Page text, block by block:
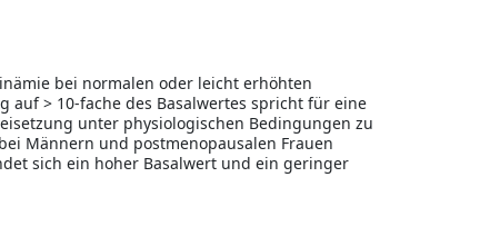
bei normalen oder leicht erhöhten
auf > 10-fache des Basalwertes spricht für eine
unter physiologischen Bedingungen zu
Männern und postmenopausalen Frauen
sich ein hoher Basalwert und ein geringer